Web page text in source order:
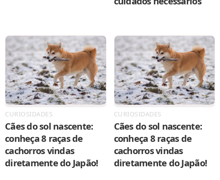
CURIOSIDADES
Cães do sol nascente:
conheça 8 raças de
cachorros vindas
diretamente do Japão!
CURIOSIDADES
Cães do sol nascente:
conheça 8 raças de
cachorros vindas
diretamente do Japão!